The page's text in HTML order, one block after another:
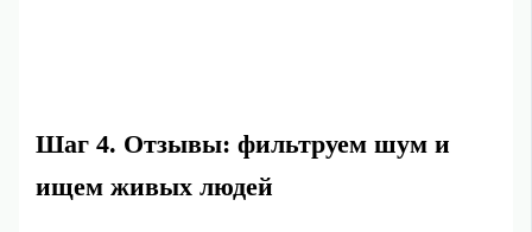
Шаг 4. Отзывы: фильтруем шум и
ищем живых людей